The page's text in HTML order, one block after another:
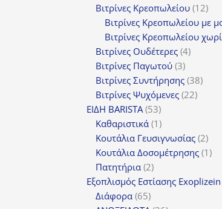
προϊόντα
Βιτρίνες Κρεοπωλείου 1212
Βιτρίνες Κρεοπωλείου με
Βιτρίνες Κρεοπωλείου
Βιτρίνες Ουδέτερες 44
Βιτρίνες Παγωτού 33
προϊόντα
Βιτρίνες Συντήρησης 3838
Βιτρίνες Ψυχόμενες 2222
ΕΙΔΗ BARISTA 5353
προϊόντα
Καθαριστικά 11
προϊόν
Κουτάλια Γευσιγνωσίας 22
Κουτάλια Δοσομέτρησης 11
Πατητήρια 22
προϊόντα
Εξοπλισμός Εστίασης Exoplizein
Διάφορα 6565